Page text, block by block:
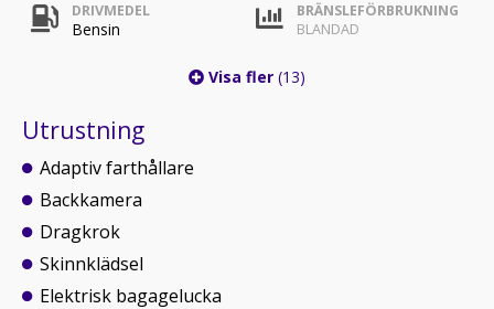
DRIVMEDEL
Bensin
BRÄNSLEFÖRBRUKNING
BLANDAD
Visa fler (13)
Utrustning
Adaptiv farthållare
Backkamera
Dragkrok
Skinnklädsel
Elektrisk bagagelucka